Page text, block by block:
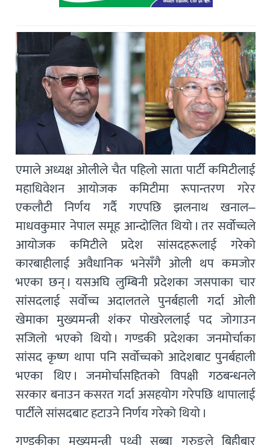
एमाले अध्यक्ष ओलीले चैत पहिलो साता पार्टी कमिटीलाई
महाधिवेशन आयोजक कमिटीमा रूपान्तरण गरेर
एकलौटी निर्णय गर्दै गएपछि झलनाथ खनाल–
माधवकुमार नेपाल समूह आन्दोलित थियो । तर सर्वोच्चले
आयोजक कमिटीले प्रदेश सांसदहरूलाई गरेको
कारबाहीलाई अवैधानिक भनेसँगै ओली थप कमजोर
भएका छन् । यसअघि लुम्बिनी प्रदेशका जसपाका चार
सांसदलाई सर्वोच्च अदालतले पुनर्बहाली गर्दा ओली
खेमाका मुख्यमन्त्री शंकर पोखरेललाई पद जोगाउन
सजिलो भएको थियो । गण्डकी प्रदेशका जनमोर्चाका
सांसद कृष्ण थापा पनि सर्वोच्चको आदेशबाट पुनर्बहाली
भएका थिए । जनमोर्चासहितको विपक्षी गठबन्धनले
सरकार बनाउन कसरत गर्दा असहयोग गरेपछि थापालाई
पार्टीले सांसदबाट हटाउने निर्णय गरेको थियो ।